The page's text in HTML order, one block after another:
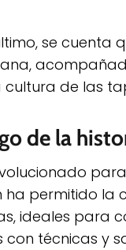
se
de las
de la
ha permitido
ideales para
técnicas y